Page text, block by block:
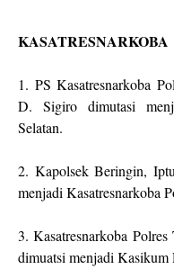
KASATRESNARKOBA
1. PS Kasatresnarkoba
D. Sigiro dimutasi
Selatan.
2. Kapolsek Beringin,
menjadi Kasatresnarkoba
3. Kasatresnarkoba
dimuatsi menjadi Kasikum